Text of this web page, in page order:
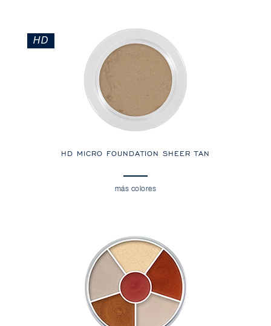
HD MICRO FOUNDATION SHEER TAN
más colores
HD